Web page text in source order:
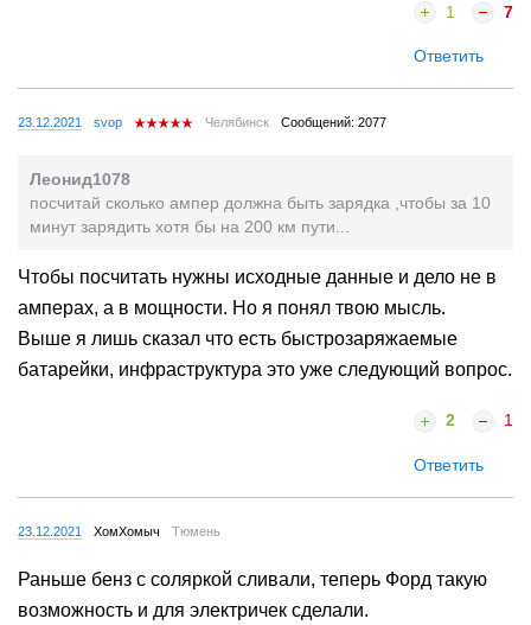
1 7
Ответить
23.12.2021 svop Челябинск Сообщений: 2077
Леонид1078
посчитай сколько ампер должна быть зарядка ,чтобы за 10
минут зарядить хотя бы на 200 км пути...
Чтобы посчитать нужны исходные данные и дело не в
амперах, а в мощности. Но я понял твою мысль.
Выше я лишь сказал что есть быстрозаряжаемые
батарейки, инфраструктура это уже следующий вопрос.
2 1
Ответить
23.12.2021 ХомХомыч Тюмень
Раньше бенз с соляркой сливали, теперь Форд такую
возможность и для электричек сделали.